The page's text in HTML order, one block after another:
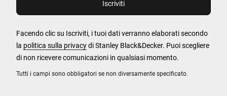
Tutti i campi sono obbligatori se non diversamente specificato.
Facendo clic su Iscriviti, i tuoi dati verranno elaborati secondo
la politica sulla privacydi Stanley Black&Decker. Puoi scegliere
di non ricevere comunicazioni in qualsiasi momento.